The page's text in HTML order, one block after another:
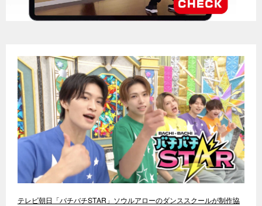
テレビ朝日「バチバチSTAR」ソウルアローのダンススクールが制作協